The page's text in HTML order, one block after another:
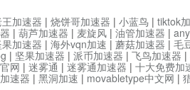
加速器 | 烧饼哥加速器 | 小蓝鸟 | tiktok
| 葫芦加速器 | 麦旋风 | 油管加速器 |
果加速器 | 海外vqn加速 | 蘑菇加速器 | 毛
| 坚果加速器 | 派币加速器 | 飞鸟加速器 |
网 | 迷雾通 | 迷雾通加速器 | 十大免费加
速器 | 黑洞加速 | movabletype中文网 |